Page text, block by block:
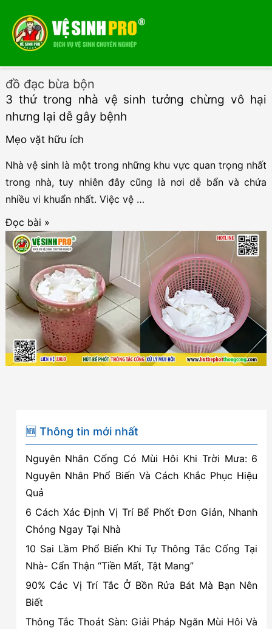
đồ đạc bừa bộn
3 thứ trong nhà vệ sinh tưởng chừng vô hại
nhưng lại dễ gây bệnh
Mẹo vặt hữu ích
Nhà vệ sinh là một trong những khu vực quan trọng nhất
trong nhà, tuy nhiên đây cũng là nơi dễ bẩn và chứa
nhiều vi khuẩn nhất. Việc vệ …
3
thứ
trong
nhà
vệ
sinh
tưởng
chừng
vô
bệnh
Đọc bài »
🆕 Thông tin mới nhất
Nguyên Nhân Cống Có Mùi Hôi Khi Trời Mưa: 6
Nguyên Nhân Phổ Biến Và Cách Khắc Phục Hiệu
Quả
6 Cách Xác Định Vị Trí Bể Phốt Đơn Giản, Nhanh
Chóng Ngay Tại Nhà
10 Sai Lầm Phổ Biến Khi Tự Thông Tắc Cống Tại
Nhà- Cẩn Thận “Tiền Mất, Tật Mang”
90% Các Vị Trí Tắc Ở Bồn Rửa Bát Mà Bạn Nên
Biết
Thông Tắc Thoát Sàn: Giải Pháp Ngăn Mùi Hôi Và